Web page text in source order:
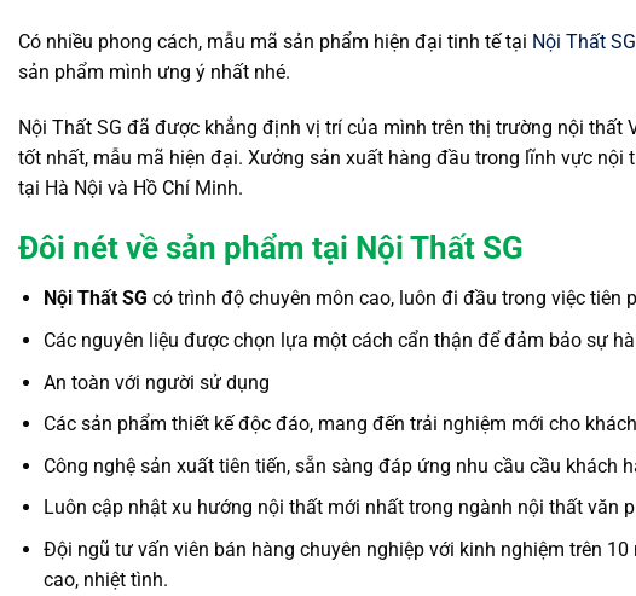
Có nhiều phong cách, mẫu mã sản phẩm hiện đại tinh tế tại Nội Thất SG
sản phẩm mình ưng ý nhất nhé.
Nội Thất SG đã được khẳng định vị trí của mình trên thị trường nội thất
tốt nhất, mẫu mã hiện đại. Xưởng sản xuất hàng đầu trong lĩnh vực nội
tại Hà Nội và Hồ Chí Minh.
Đôi nét về sản phẩm tại Nội Thất SG
Nội Thất SG có trình độ chuyên môn cao, luôn đi đầu trong việc
Các nguyên liệu được chọn lựa một cách cẩn thận để đảm bảo sự
An toàn với người sử dụng
Các sản phẩm thiết kế độc đáo, mang đến trải nghiệm mới cho
Công nghệ sản xuất tiên tiến, sẵn sàng đáp ứng nhu cầu cầu khách
Luôn cập nhật xu hướng nội thất mới nhất trong ngành nội thất văn
Đội ngũ tư vấn viên bán hàng chuyên nghiệp với kinh nghiệm trên
cao, nhiệt tình.